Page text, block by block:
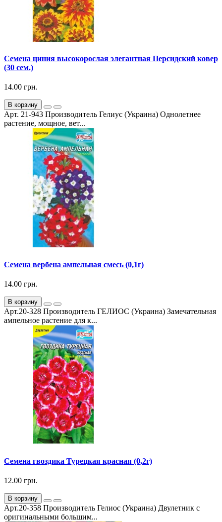
Семена циния высокорослая элегантная Персидский ковер
(30 сем.)
14.00 грн.
В корзину
Арт. 21-943 Производитель Гелиус (Украина) Однолетнее
растение, мощное, вет...
Семена вербена ампельная смесь (0,1г)
14.00 грн.
В корзину
Арт.20-328 Производитель ГЕЛИОС (Украина) Замечательная
ампельное растение для к...
Семена гвоздика Турецкая красная (0,2г)
12.00 грн.
В корзину
Арт.20-358 Производитель Гелиос (Украина) Двулетник с
оригинальными большим...